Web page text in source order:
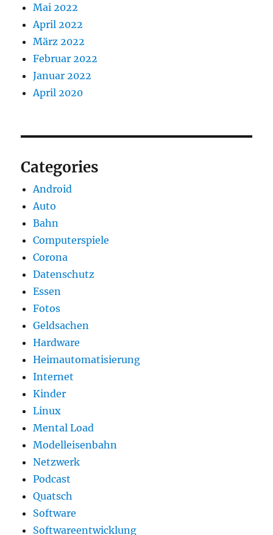
Mai 2022
April 2022
März 2022
Februar 2022
Januar 2022
April 2020
Categories
Android
Auto
Bahn
Computerspiele
Corona
Datenschutz
Essen
Fotos
Geldsachen
Hardware
Heimautomatisierung
Internet
Kinder
Linux
Mental Load
Modelleisenbahn
Netzwerk
Podcast
Quatsch
Software
Softwareentwicklung